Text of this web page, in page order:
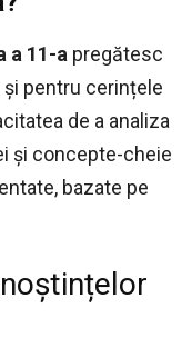
a 11-a pregătesc
pentru cerințele
de a analiza
și concepte-cheie
bazate pe